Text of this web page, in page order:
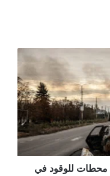
محطات للوقود في